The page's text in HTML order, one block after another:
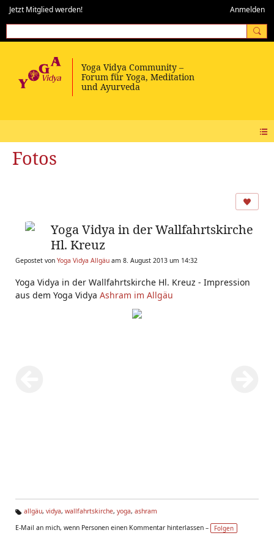
Jetzt Mitglied werden! Anmelden
Fotos
Yoga Vidya in der Wallfahrtskirche
Hl. Kreuz
Gepostet von Yoga Vidya Allgäu am 8. August 2013 um 14:32
Yoga Vidya in der Wallfahrtskirche Hl. Kreuz - Impression
aus dem Yoga Vidya Ashram im Allgäu
g
allgäu, vidya, wallfahrtskirche, yoga, ashram
E-Mail an mich, wenn Personen einen Kommentar hinterlassen –
Folgen